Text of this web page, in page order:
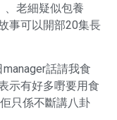
、老細疑似包養
事可以開部20集長
話請我食
示有好多嘢要用食
只係不斷講八卦